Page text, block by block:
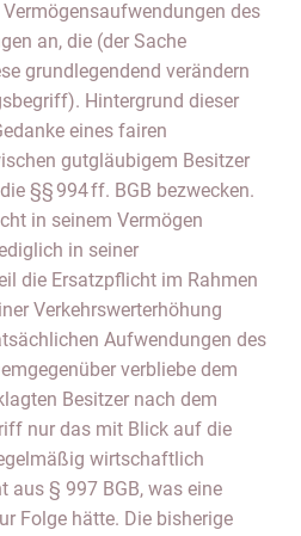
des
an, die (der Sache
grundlegendend verändern
Hintergrund dieser
eines fairen
gutgläubigem Besitzer
§§ 994 ff. BGB bezwecken.
in seinem Vermögen
in seiner
die Ersatzpflicht im Rahmen
Verkehrswerterhöhung
Aufwendungen des
verbliebe dem
Besitzer nach dem
nur das mit Blick auf die
wirtschaftlich
aus § 997 BGB, was eine
Folge hätte. Die bisherige